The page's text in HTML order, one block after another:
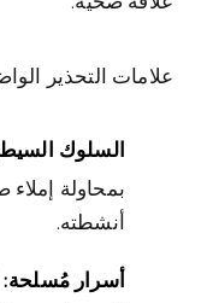
علامات التحذير
السلوك
بمحاولة إملاء
أنشطته.
أسرار مُسلحة: